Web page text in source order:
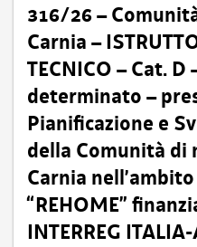
316/26 –
Carnia –
TECNICO – Cat. D
determinato –
Pianificazione e
della Comunità di
Carnia
“REHOME”
INTERREG